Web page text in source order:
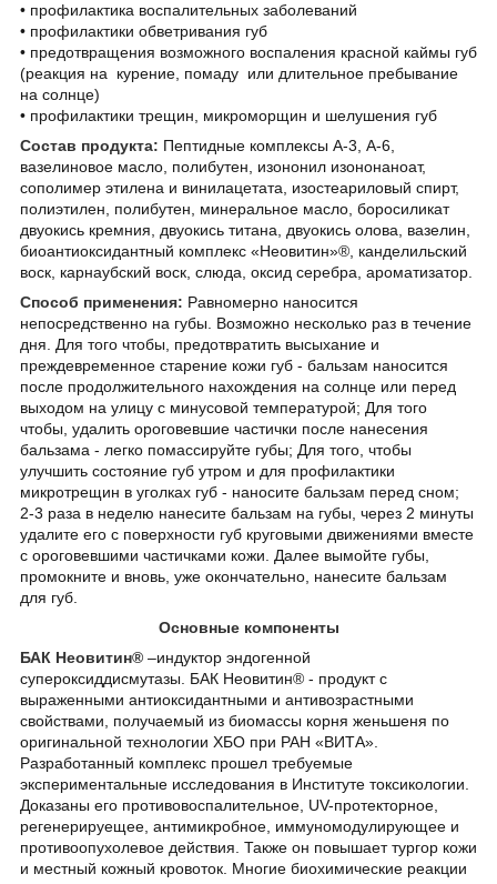
• профилактика воспалительных заболеваний
• профилактики обветривания губ
• предотвращения возможного воспаления красной каймы губ
(реакция на курение, помаду или длительное пребывание
на солнце)
• профилактики трещин, микроморщин и шелушения губ
Состав продукта: Пептидные комплексы А-3, А-6,
вазелиновое масло, полибутен, изононил изононаноат,
сополимер этилена и винилацетата, изостеариловый спирт,
полиэтилен, полибутен, минеральное масло, боросиликат
двуокись кремния, двуокись титана, двуокись олова, вазелин,
биоантиоксидантный комплекс «Неовитин»®, канделильский
воск, карнаубский воск, слюда, оксид серебра, ароматизатор.
Способ применения: Равномерно наносится
непосредственно на губы. Возможно несколько раз в течение
дня. Для того чтобы, предотвратить высыхание и
преждевременное старение кожи губ - бальзам наносится
после продолжительного нахождения на солнце или перед
выходом на улицу с минусовой температурой; Для того
чтобы, удалить ороговевшие частички после нанесения
бальзама - легко помассируйте губы; Для того, чтобы
улучшить состояние губ утром и для профилактики
микротрещин в уголках губ - наносите бальзам перед сном;
2-3 раза в неделю нанесите бальзам на губы, через 2 минуты
удалите его с поверхности губ круговыми движениями вместе
с ороговевшими частичками кожи. Далее вымойте губы,
промокните и вновь, уже окончательно, нанесите бальзам
для губ.
Основные компоненты
БАК Неовитин® –индуктор эндогенной
супероксиддисмутазы. БАК Неовитин® - продукт с
выраженными антиоксидантными и антивозрастными
свойствами, получаемый из биомассы корня женьшеня по
оригинальной технологии ХБО при РАН «ВИТА».
Разработанный комплекс прошел требуемые
экспериментальные исследования в Институте токсикологии.
Доказаны его противовоспалительное, UV-протекторное,
регенерируещее, антимикробное, иммуномодулирующее и
противоопухолевое действия. Также он повышает тургор кожи
и местный кожный кровоток. Многие биохимические реакции